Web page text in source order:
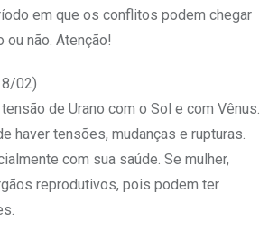
em que os conflitos podem chegar
ou não. Atenção!
02)
de Urano com o Sol e com Vênus.
haver tensões, mudanças e rupturas.
com sua saúde. Se mulher,
reprodutivos, pois podem ter